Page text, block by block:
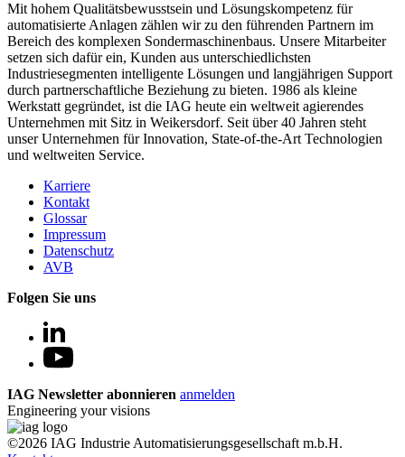
Mit hohem Qualitätsbewusstsein und Lösungskompetenz für
automatisierte Anlagen zählen wir zu den führenden Partnern im
Bereich des komplexen Sondermaschinenbaus. Unsere Mitarbeiter
setzen sich dafür ein, Kunden aus unterschiedlichsten
Industriesegmenten intelligente Lösungen und langjährigen Support
durch partnerschaftliche Beziehung zu bieten. 1986 als kleine
Werkstatt gegründet, ist die IAG heute ein weltweit agierendes
Unternehmen mit Sitz in Weikersdorf. Seit über 40 Jahren steht
unser Unternehmen für Innovation, State-of-the-Art Technologien
und weltweiten Service.
Karriere
Kontakt
Glossar
Impressum
Datenschutz
AVB
Folgen Sie uns
IAG Newsletter abonnieren anmelden
Engineering your visions
©2026 IAG Industrie Automatisierungsgesellschaft m.b.H.